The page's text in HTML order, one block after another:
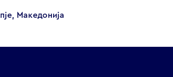
Македонија